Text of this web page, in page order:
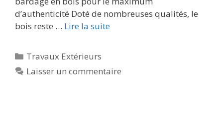
d’authenticité Doté de nombreuses qualités, le
bois reste … Lire la suite
Travaux Extérieurs
Laisser un commentaire